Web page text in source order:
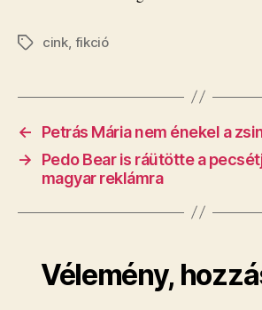
Címkék
cink, fikció
←
Petrás Mária nem énekel a
→
Pedo Bear is ráütötte a
magyar reklámra
Vélemény,